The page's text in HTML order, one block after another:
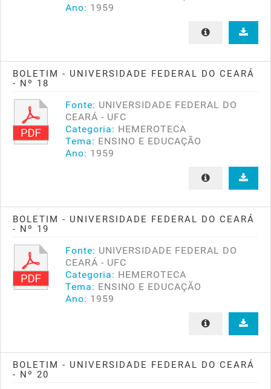
Ano: 1959
BOLETIM - UNIVERSIDADE FEDERAL DO CEARÁ
- Nº 18
Fonte: UNIVERSIDADE FEDERAL DO
CEARÁ - UFC
Categoria: HEMEROTECA
Tema: ENSINO E EDUCAÇÃO
Ano: 1959
BOLETIM - UNIVERSIDADE FEDERAL DO CEARÁ
- Nº 19
Fonte: UNIVERSIDADE FEDERAL DO
CEARÁ - UFC
Categoria: HEMEROTECA
Tema: ENSINO E EDUCAÇÃO
Ano: 1959
BOLETIM - UNIVERSIDADE FEDERAL DO CEARÁ
- Nº 20